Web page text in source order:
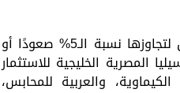
أعلنت إدارة البورصة المصرية، إيقاف التداول على 6 أسهم لمدة 10 دقائق لتجاوزها نسبة الـ5% صعودًا أو
المصرية الخليجية للاستثمار
والعربية للمحابس،